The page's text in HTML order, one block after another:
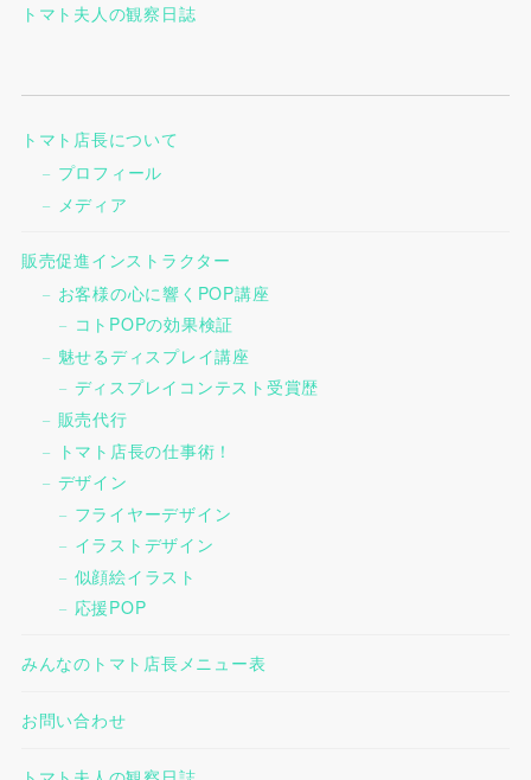
トマト夫人の観察日誌
トマト店長について
プロフィール
メディア
販売促進インストラクター
お客様の心に響くPOP講座
コトPOPの効果検証
魅せるディスプレイ講座
ディスプレイコンテスト受賞歴
販売代行
トマト店長の仕事術！
デザイン
フライヤーデザイン
イラストデザイン
似顔絵イラスト
応援POP
みんなのトマト店長メニュー表
お問い合わせ